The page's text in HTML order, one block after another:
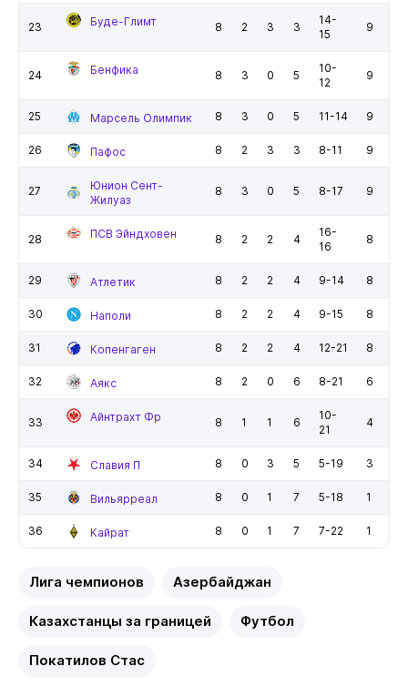
23 Буде-Глимт 8 2 3 3
14-
15
9
24 Бенфика 8 3 0 5
10-
12
9
25 Марсель Олимпик 8 3 0 5 11-14 9
26 Пафос 8 2 3 3 8-11 9
27
Юнион Сент-
Жилуаз
8 3 0 5 8-17 9
28 ПСВ Эйндховен 8 2 2 4
16-
16
8
29 Атлетик 8 2 2 4 9-14 8
30 Наполи 8 2 2 4 9-15 8
31 Копенгаген 8 2 2 4 12-21 8
32 Аякс 8 2 0 6 8-21 6
33 Айнтрахт Фр 8 1 1 6
10-
21
4
34 Славия П 8 0 3 5 5-19 3
35 Вильярреал 8 0 1 7 5-18 1
36 Кайрат 8 0 1 7 7-22 1
Лига чемпионов Азербайджан
Казахстанцы за границей Футбол
Покатилов Стас